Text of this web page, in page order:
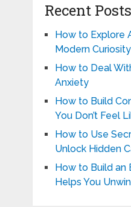
Recent Posts
How to Explore
Modern Curiosity
How to Deal
Anxiety
How to Build
You Don’t Feel
How to Use
Unlock Hidden
How to Build an
Helps You